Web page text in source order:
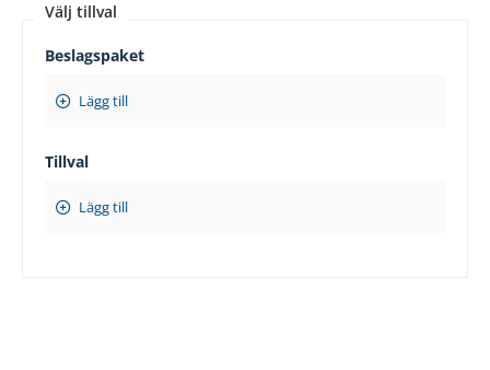
Välj tillval
Beslagspaket
Lägg till
Tillval
Lägg till